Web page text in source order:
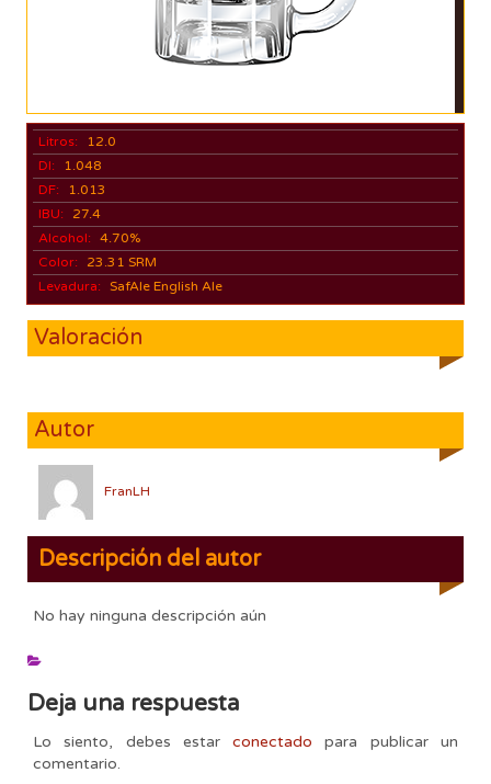
Litros:
12.0
DI:
1.048
DF:
1.013
IBU:
27.4
Alcohol: 4.70%
Color:
23.31 SRM
Levadura:
SafAle English Ale
Valoración
Autor
FranLH
Descripción del autor
No hay ninguna descripción aún
Deja una respuesta
Lo siento, debes estarconectado para publicar un
comentario.